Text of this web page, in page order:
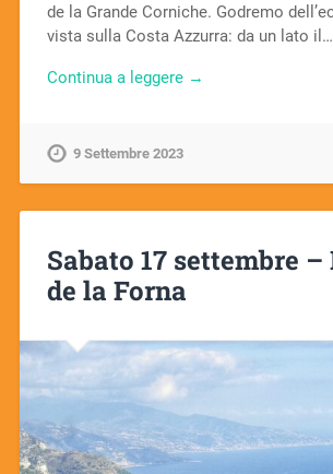
de la Grande Corniche. Godremo
vista sulla Costa Azzurra: da un lato il…
Continua a leggere →
9 Settembre 2023
Sabato 17 settembre –
de la Forna